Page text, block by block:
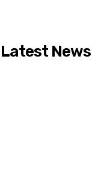
Latest News